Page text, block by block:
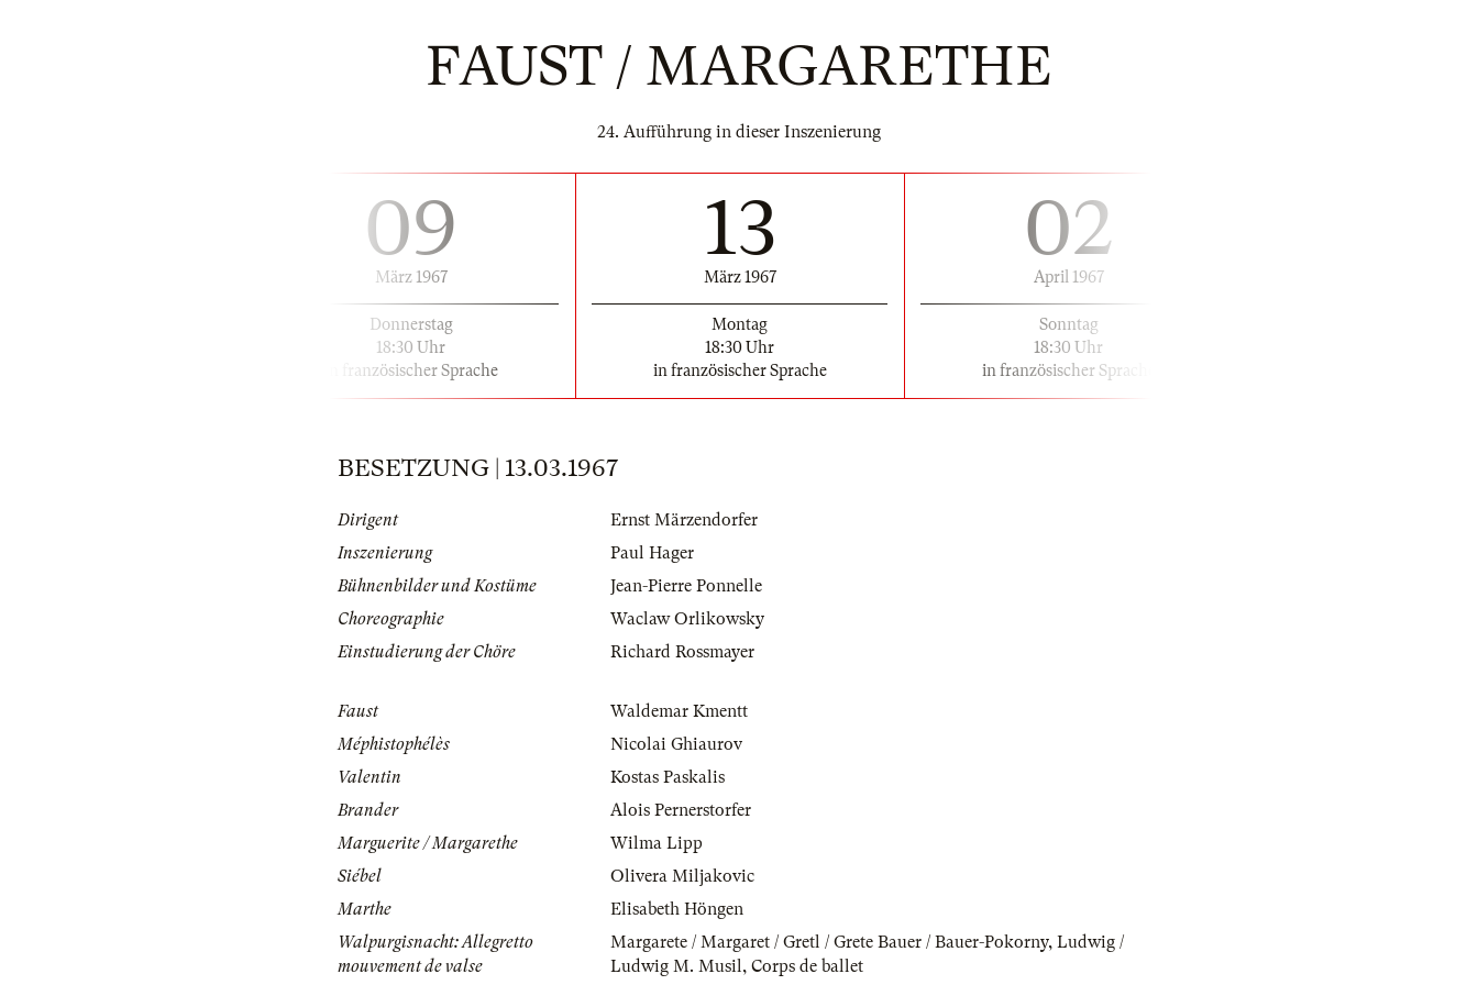
FAUST / MARGARETHE
24. Aufführung in dieser Inszenierung
09
März 1967
Donnerstag
18:30 Uhr
in französischer Sprache
13
März 1967
Montag
18:30 Uhr
in französischer Sprache
02
April 1967
Sonntag
18:30 Uhr
in französischer Sprache
BESETZUNG | 13.03.1967
Dirigent
Ernst Märzendorfer
Inszenierung
Paul Hager
Bühnenbilder und Kostüme
Jean-Pierre Ponnelle
Choreographie
Waclaw Orlikowsky
Einstudierung der Chöre
Richard Rossmayer
Faust
Waldemar Kmentt
Méphistophélès
Nicolai Ghiaurov
Valentin
Kostas Paskalis
Brander
Alois Pernerstorfer
Marguerite / Margarethe
Wilma Lipp
Siébel
Olivera Miljakovic
Marthe
Elisabeth Höngen
Walpurgisnacht: Allegretto
mouvement de valse
Margarete / Margaret / Gretl / Grete Bauer / Bauer-Pokorny, Ludwig /
Ludwig M. Musil, Corps de ballet